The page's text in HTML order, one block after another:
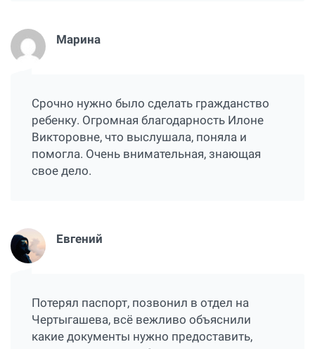
Марина
Срочно нужно было сделать гражданство
ребенку. Огромная благодарность Илоне
Викторовне, что выслушала, поняла и
помогла. Очень внимательная, знающая
свое дело.
Евгений
Потерял паспорт, позвонил в отдел на
Чертыгашева, всё вежливо объяснили
какие документы нужно предоставить,